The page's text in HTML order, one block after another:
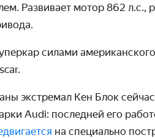
Развивает мотор 862 л.с.,
силами
экстремал Кен Блок
Audi: последней его
на специально